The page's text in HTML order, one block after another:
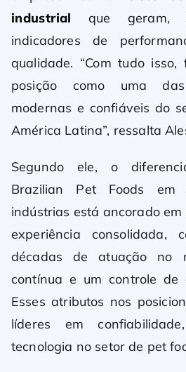
industrial que geram,
indicadores de
qualidade. “Com tudo isso,
posição como uma
modernas e confiáveis do
América Latina”, ressalta
Segundo ele, o
Brazilian Pet Foods
indústrias está ancorado em
experiência
décadas de atuação no
contínua e um controle de
Esses atributos nos
líderes em
tecnologia no setor de pet